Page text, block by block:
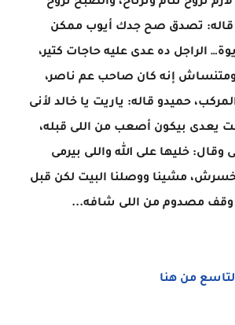
قاله: تصدق صح جدك أيوب ممكن
الراجل ده عدى عليه حاجات كتير،
ومتنساش إنه كان صاحب عم ناصر،
حميدو قاله: ياريت يا خالد لأنى
يعدى بيكون أصعب من اللى قبله،
خليها على الله واللى بيرمى
مشينا ووصلنا البيت لكن قبل
وقف مصدوم من اللى شافه...
من هنا